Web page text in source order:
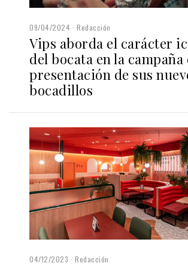
09/04/2024 Redacción
Vips aborda el carácter
del bocata en la campaña
presentación de sus
bocadillos
04/12/2023 Redacción